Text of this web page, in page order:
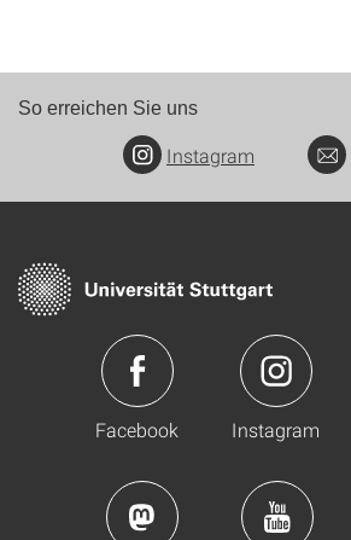
So erreichen Sie uns
Instagram
Facebook Instagram